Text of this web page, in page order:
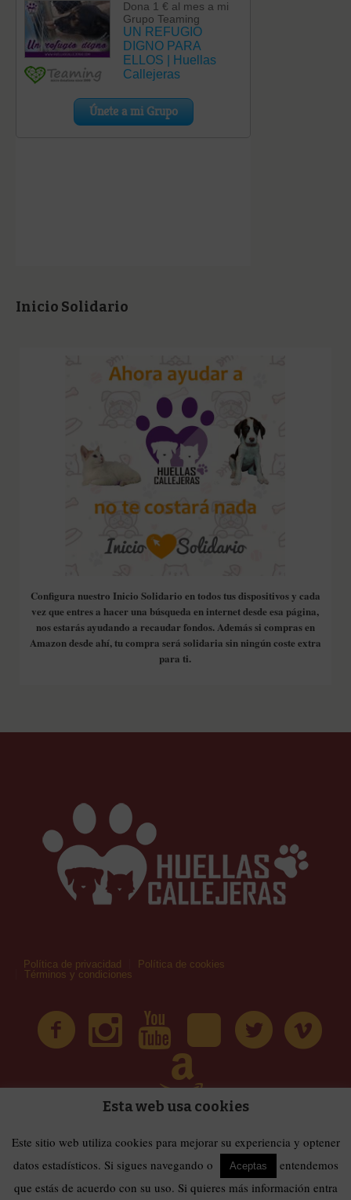
Inicio Solidario
Configura nuestro Inicio Solidario en todos tus dispositivos y cada
vez que entres a hacer una búsqueda en internet desde esa página,
nos estarás ayudando a recaudar fondos. Además si compras en
Amazon desde ahí, tu compra será solidaria sin ningún coste extra
para ti.
Política de privacidad
Política de cookies
Términos y condiciones
Términos y condiciones
| Huellas Callejeras © 2019 | Todos los derechos
reservados
Esta web usa cookies
Este sitio web utiliza cookies para mejorar su experiencia y optener
datos estadísticos. Si sigues navegando o
Aceptas
entendemos
que estás de acuerdo con su uso. Si quieres más información entra